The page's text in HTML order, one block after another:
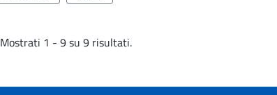
Mostrati 1 - 9 su 9 risultati.